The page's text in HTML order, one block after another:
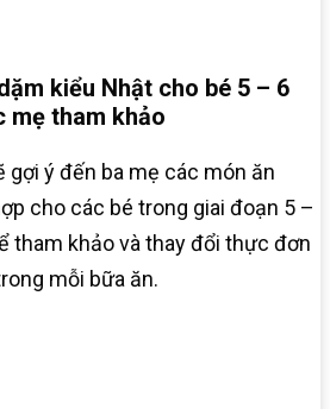
kiểu Nhật cho bé 5 – 6
mẹ tham khảo
gợi ý đến ba mẹ các món ăn
cho các bé trong giai đoạn 5 –
tham khảo và thay đổi thực đơn
mỗi bữa ăn.